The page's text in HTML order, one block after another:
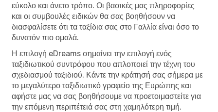
εύκολο και άνετο τρόπο. Οι βασικές μας πληροφορίες
και οι συμβουλές ειδικών θα σας βοηθήσουν να
διασφαλίσετε ότι τα ταξίδια σας στο Γαλλία είναι όσο το
δυνατόν πιο ομαλά.
Η επιλογή eDreams σημαίνει την επιλογή ενός
ταξιδιωτικού συντρόφου που απλοποιεί την τέχνη του
σχεδιασμού ταξιδιού. Κάντε την κράτησή σας σήμερα με
το μεγαλύτερο ταξιδιωτικό γραφείο της Ευρώπης και
αφήστε μας να σας βοηθήσουμε να προετοιμαστείτε για
την επόμενη περιπέτειά σας στη χαμηλότερη τιμή.